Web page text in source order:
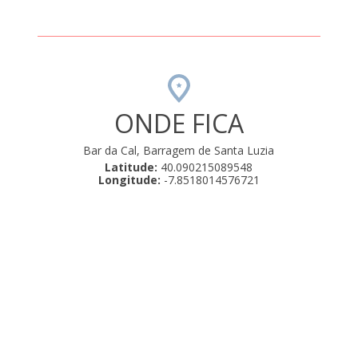
ONDE FICA
Bar da Cal, Barragem de Santa Luzia
Latitude: 40.090215089548
Longitude: -7.8518014576721